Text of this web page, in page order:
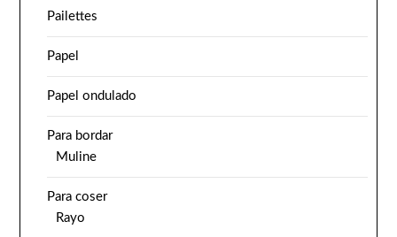
Pailettes
Papel
Papel ondulado
Para bordar
Muline
Para coser
Rayo